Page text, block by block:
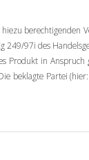
hiezu
249/97i des
Produkt in
beklagte Partei